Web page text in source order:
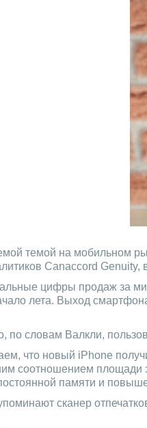
темой на мобильном
Canaccord
цифры продаж за
лета. Выход
по словам Валкли,
что новый iPhone
соотношением площади
памяти и
сканер